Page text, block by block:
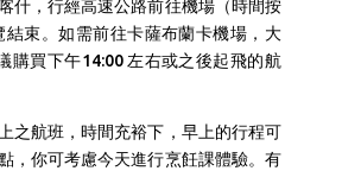
什，行經高速公路前往機場（時間按
結束。如需前往卡薩布蘭卡機場，大
購買下午14:00 左右或之後起飛的航
之航班，時間充裕下，早上的行程可
，你可考慮今天進行烹飪課體驗。有